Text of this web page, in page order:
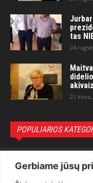
Gerbiame jūsų
tas
24
21 kovo,
POPULIARIOS